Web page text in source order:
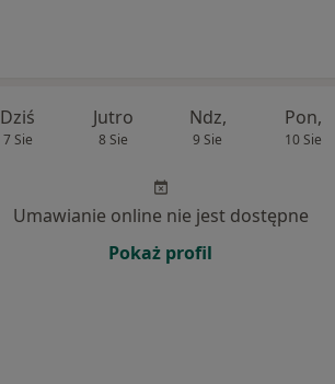
Dziś
7 Sie
Jutro
8 Sie
Ndz,
9 Sie
Pon,
10 Sie
Umawianie online nie jest dostępne
Pokaż profil